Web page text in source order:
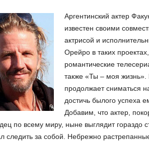
Аргентинский актер
известен своими
актрисой и
Орейро в таких
романтические
также «Ты – моя
продолжает сниматься
достичь былого успеха
Добавим, что актер,
по всему миру, ныне выглядит гораздо
следить за собой. Небрежно